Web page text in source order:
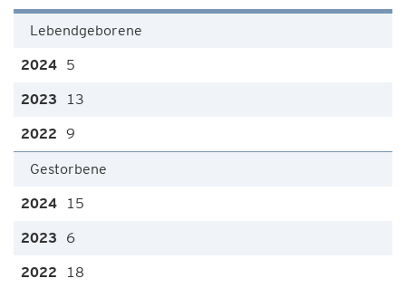
Lebendgeborene
5
13
9
Gestorbene
15
6
18